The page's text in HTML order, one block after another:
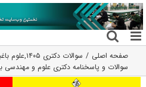
رفتن
به
محتوا
صفحه اصلی سوالات دکتری ۱۴۰۵ ,علوم
سوالات و پاسخنامه دکتری علوم و مهندسی